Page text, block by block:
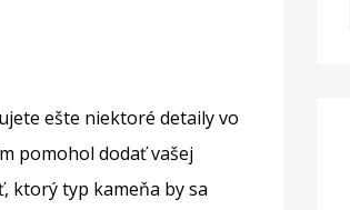
ešte niektoré detaily vo
pomohol dodať vašej
ktorý typ kameňa by sa